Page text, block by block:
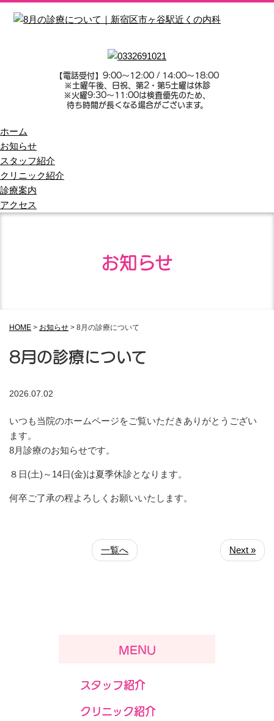
【電話受付】9:00～12:00 / 14:00～18:00
※土曜午後、日祝、第2・第5土曜は休診
※火曜9:30～11:00は検査優先のため、
待ち時間が長くなる場合がございます。
ホーム
お知らせ
スタッフ紹介
クリニック紹介
診療案内
アクセス
お知らせ
HOME > お知らせ > 8月の診療について
8月の診療について
2026.07.02
いつも当院のホームページをご覧いただきありがとうござい
ます。
8月診療のお知らせです。
８日(土)～14日(金)は夏季休診となります。
何卒ご了承の程よろしくお願いいたします。
一覧へ Next »
MENU
スタッフ紹介
クリニック紹介